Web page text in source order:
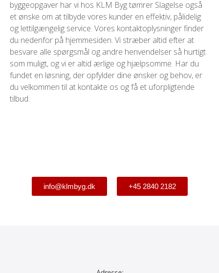
byggeopgaver har vi hos KLM Byg tømrer Slagelse også
et ønske om at tilbyde vores kunder en effektiv, pålidelig
og lettilgængelig service. Vores kontaktoplysninger finder
du nedenfor på hjemmesiden. Vi stræber altid efter at
besvare alle spørgsmål og andre henvendelser så hurtigt
som muligt, og vi er altid ærlige og hjælpsomme. Har du
fundet en løsning, der opfylder dine ønsker og behov, er
du velkommen til at kontakte os og få et uforpligtende
tilbud.
info@klmbyg.dk +45 2840 2182